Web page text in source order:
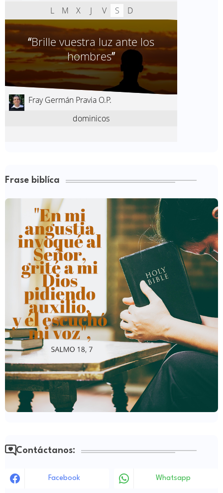
Frase biblíca
Contáctanos:
Facebook Whatsapp